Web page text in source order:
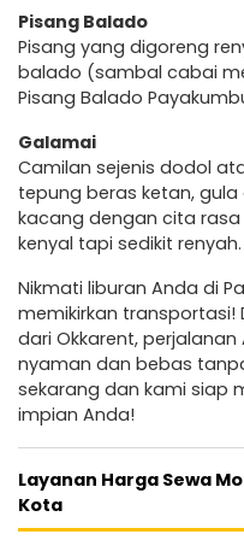
Pisang Balado
Pisang yang digoreng
balado (sambal cabai
Pisang Balado
Galamai
Camilan sejenis dodol
tepung beras ketan,
kacang dengan cita rasa
kenyal tapi sedikit renyah.
Nikmati liburan Anda di
memikirkan transportasi!
dari Okkarent,
nyaman dan bebas
sekarang dan kami siap
impian Anda!
Layanan Harga Sewa
Kota